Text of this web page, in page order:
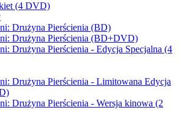
(4 DVD)
Drużyna Pierścienia (BD)
Drużyna Pierścienia (BD+DVD)
Drużyna Pierścienia - Edycja Specjalna (4
Drużyna Pierścienia - Limitowana Edycja
Drużyna Pierścienia - Wersja kinowa (2